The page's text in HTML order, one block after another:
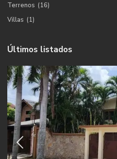
Terrenos (16)
Villas (1)
Últimos listados